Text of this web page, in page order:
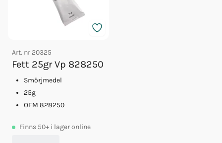
Art. nr 20325
Fett 25gr Vp 828250
Smörjmedel
25g
OEM 828250
Finns 50+ i lager online